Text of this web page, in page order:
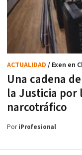
Una cadena
la Justicia por
narcotráfico
ACTUALIDAD / Exen en
PoriProfesional